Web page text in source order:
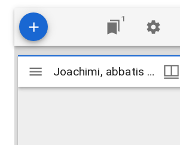
1
Mirador
viewer
Joachimi, abbatis Florensis, expositio in libro Apocalipsis